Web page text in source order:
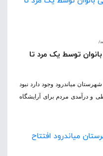
توسط یک مرد تا
میاندرود وجود دارد نبود
درآمدی مردم برای آرایشگاه